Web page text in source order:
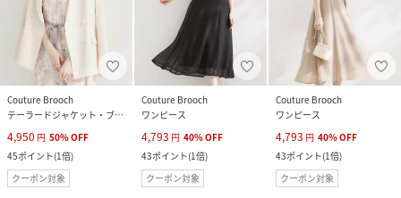
Couture Brooch
テーラードジャケット・ブレザー
4,950 円 50%OFF
45ポイント(1倍)
クーポン対象
Couture Brooch
ワンピース
4,793 円 40%OFF
43ポイント(1倍)
クーポン対象
Couture Brooch
ワンピース
4,793 円 40%OFF
43ポイント(1倍)
クーポン対象